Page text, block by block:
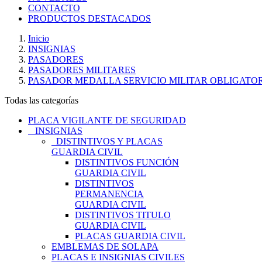
CONTACTO
PRODUCTOS DESTACADOS
Inicio
INSIGNIAS
PASADORES
PASADORES MILITARES
PASADOR MEDALLA SERVICIO MILITAR
Todas las categorías
PLACA VIGILANTE DE SEGURIDAD
INSIGNIAS
DISTINTIVOS Y PLACAS
GUARDIA CIVIL
DISTINTIVOS FUNCIÓN
GUARDIA CIVIL
DISTINTIVOS
PERMANENCIA
GUARDIA CIVIL
DISTINTIVOS TITULO
GUARDIA CIVIL
PLACAS GUARDIA CIVIL
EMBLEMAS DE SOLAPA
PLACAS E INSIGNIAS CIVILES